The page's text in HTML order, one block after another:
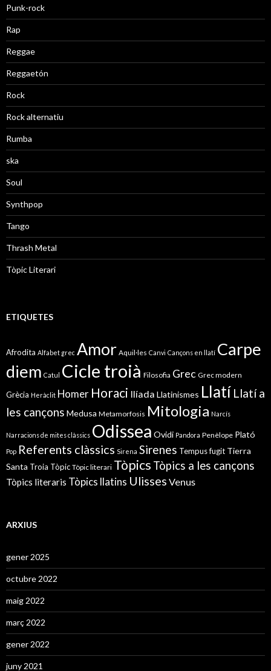
Punk-rock
Rap
Reggae
Reggaetón
Rock
Rock alternatiu
Rumba
ska
Soul
Synthpop
Tango
Thrash Metal
Tòpic Literari
ETIQUETES
Afrodita Alfabet grec Amor Aquil·les Canvi Cançons en llatí Carpe
diem Catul Cicle troià Filosofia Grec Grec modern
Grècia Heràclit Homer Horaci Ilíada Llatinismes Llatí Llatí a
les cançons Medusa Metamorfosis Mitologia Narcís
Narracions de mites clàssics Odissea Ovidi Pandora Penèlope Plató
Pop Referents clàssics Sirena Sirenes Tempus fugit Tierra
Santa Troia Tòpic Tòpic literari Tòpics Tòpics a les cançons
Tòpics literaris Tòpics llatins Ulisses Venus
ARXIUS
gener 2025
octubre 2022
maig 2022
març 2022
gener 2022
juny 2021